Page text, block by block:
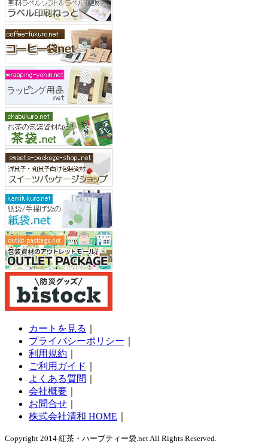
カートを見る
プライバシーポリシー
利用規約
ご利用ガイド
よくある質問
会社概要
お問合せ
株式会社清和 HOME
Copyright 2014 紅茶・ハーブティー袋.net All Rights Reserved.